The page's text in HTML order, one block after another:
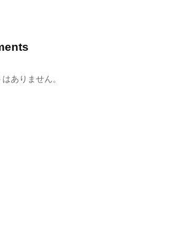
ありません。